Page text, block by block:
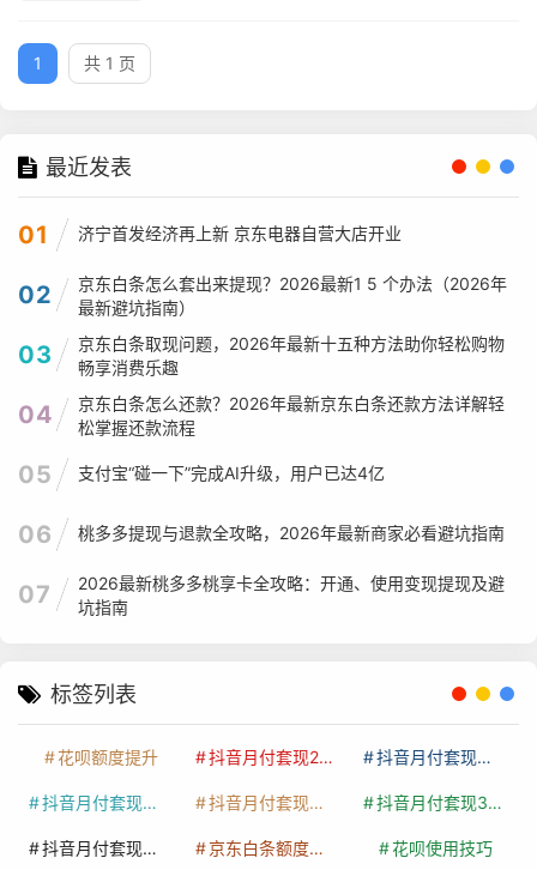
1 共 1 页
最近发表
01 济宁首发经济再上新 京东电器自营大店开业
02
京东白条怎么套出来提现？2026最新1 5 个办法（2026年
最新避坑指南）
03
京东白条取现问题，2026年最新十五种方法助你轻松购物
畅享消费乐趣
04
京东白条怎么还款？2026年最新京东白条还款方法详解轻
松掌握还款流程
05 支付宝“碰一下”完成AI升级，用户已达4亿
06 桃多多提现与退款全攻略，2026年最新商家必看避坑指南
07
2026最新桃多多桃享卡全攻略：开通、使用变现提现及避
坑指南
标签列表
花呗额度提升 抖音月付套现24小时接单 抖音月付套现怎么套
抖音月付套现多少手续费 抖音月付套现商家有哪些 抖音月付套现30秒技巧
抖音月付套现最新方法 京东白条额度提升 花呗使用技巧